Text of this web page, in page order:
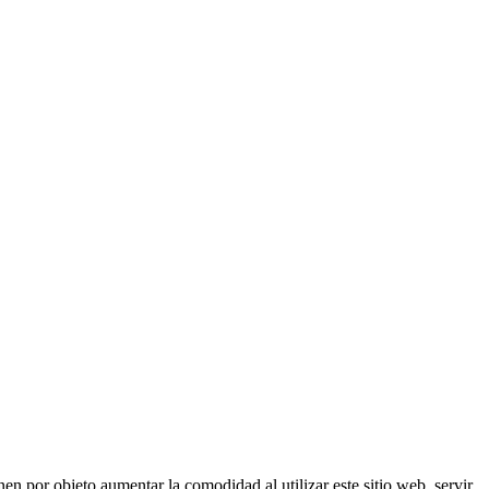
por objeto aumentar la comodidad al utilizar este sitio web, servir